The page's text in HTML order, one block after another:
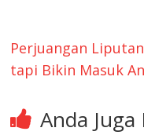
Perjuangan
tapi Bikin Masuk
Anda